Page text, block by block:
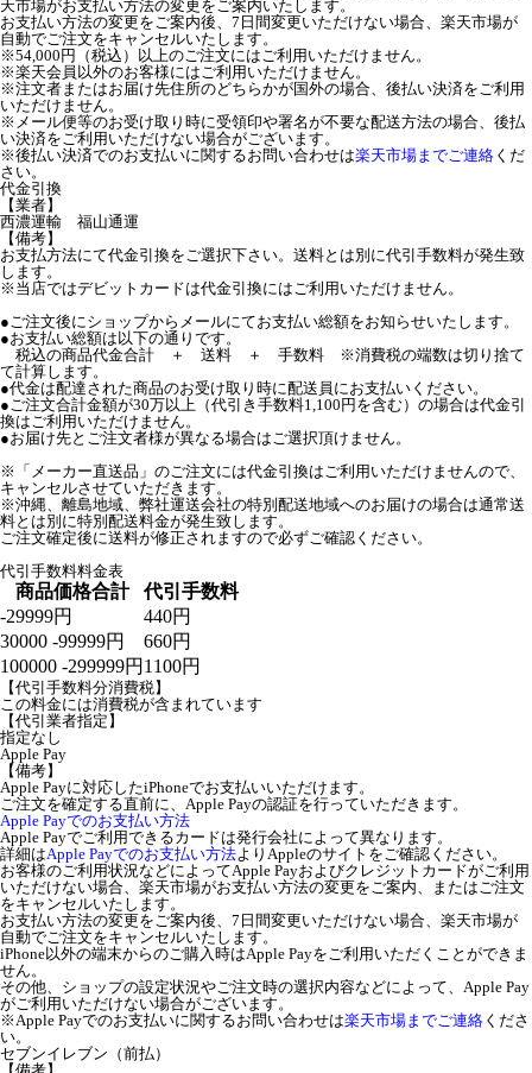
天市場がお支払い方法の変更をご案内いたします。
お支払い方法の変更をご案内後、7日間変更いただけない場合、楽天市場が
自動でご注文をキャンセルいたします。
※54,000円（税込）以上のご注文にはご利用いただけません。
※楽天会員以外のお客様にはご利用いただけません。
※注文者またはお届け先住所のどちらかが国外の場合、後払い決済をご利用
いただけません。
※メール便等のお受け取り時に受領印や署名が不要な配送方法の場合、後払
い決済をご利用いただけない場合がございます。
※後払い決済でのお支払いに関するお問い合わせは楽天市場までご連絡 くだ
さい。
代金引換
【業者】
西濃運輸 福山通運
【備考】
お支払方法にて代金引換をご選択下さい。送料とは別に代引手数料が発生致
します。
※当店ではデビットカードは代金引換にはご利用いただけません。
●ご注文後にショップからメールにてお支払い総額をお知らせいたします。
●お支払い総額は以下の通りです。
税込の商品代金合計 ＋ 送料 ＋ 手数料 ※消費税の端数は切り捨て
て計算します。
●代金は配達された商品のお受け取り時に配送員にお支払いください。
●ご注文合計金額が30万以上（代引き手数料1,100円を含む）の場合は代金引
換はご利用いただけません。
●お届け先とご注文者様が異なる場合はご選択頂けません。
※「メーカー直送品」のご注文には代金引換はご利用いただけませんので、
キャンセルさせていただきます。
※沖縄、離島地域、弊社運送会社の特別配送地域へのお届けの場合は通常送
料とは別に特別配送料金が発生致します。
ご注文確定後に送料が修正されますので必ずご確認ください。
代引手数料料金表
商品価格合計
代引手数料
-29999円
440円
30000 -99999円
660円
100000 -299999円 1100円
【代引手数料分消費税】
この料金には消費税が含まれています
【代引業者指定】
指定なし
Apple Pay
【備考】
Apple Payに対応したiPhoneでお支払いいただけます。
ご注文を確定する直前に、Apple Payの認証を行っていただきます。
Apple Payでのお支払い方法
Apple Payでご利用できるカードは発行会社によって異なります。
詳細はApple Payでのお支払い方法よりAppleのサイトをご確認ください。
お客様のご利用状況などによってApple Payおよびクレジットカードがご利用
いただけない場合、楽天市場がお支払い方法の変更をご案内、またはご注文
をキャンセルいたします。
お支払い方法の変更をご案内後、7日間変更いただけない場合、楽天市場が
自動でご注文をキャンセルいたします。
iPhone以外の端末からのご購入時はApple Payをご利用いただくことができま
せん。
その他、ショップの設定状況やご注文時の選択内容などによって、Apple Pay
がご利用いただけない場合がございます。
※Apple Payでのお支払いに関するお問い合わせは楽天市場までご連絡 くださ
い。
セブンイレブン（前払）